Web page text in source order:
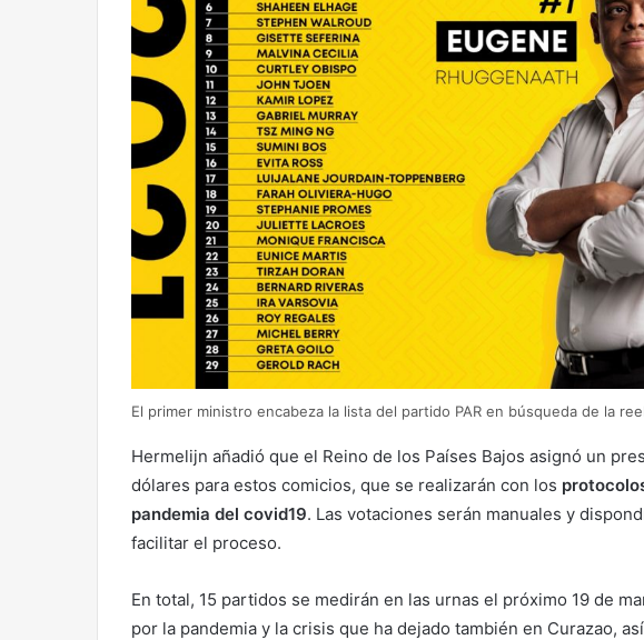
El primer ministro encabeza la lista del partido PAR en búsqueda de la
Hermelijn añadió que el Reino de los Países Bajos asignó un
dólares para estos comicios, que se realizarán con los
pandemia del covid19. Las votaciones serán manuales y
facilitar el proceso.
En total, 15 partidos se medirán en las urnas el próximo 19 de
por la pandemia y la crisis que ha dejado también en Curazao,